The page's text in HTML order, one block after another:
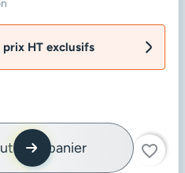
prix HT exclusifs
au panier favorite_border